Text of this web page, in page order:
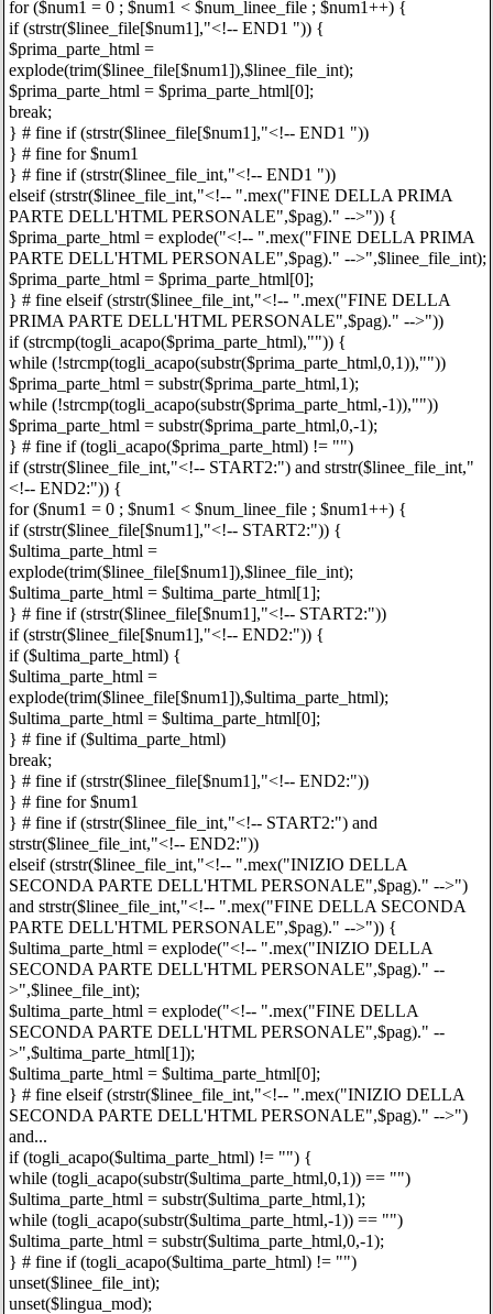
for ($num1 = 0 ; $num1 < $num_linee_file ; $num1++) {
if (strstr($linee_file[$num1],"<!-- END1 ")) {
$prima_parte_html =
explode(trim($linee_file[$num1]),$linee_file_int);
$prima_parte_html = $prima_parte_html[0];
break;
} # fine if (strstr($linee_file[$num1],"<!-- END1 "))
} # fine for $num1
} # fine if (strstr($linee_file_int,"<!-- END1 "))
elseif (strstr($linee_file_int,"<!-- ".mex("FINE DELLA PRIMA
PARTE DELL'HTML PERSONALE",$pag)." -->")) {
$prima_parte_html = explode("<!-- ".mex("FINE DELLA PRIMA
PARTE DELL'HTML PERSONALE",$pag)." -->",$linee_file_int);
$prima_parte_html = $prima_parte_html[0];
} # fine elseif (strstr($linee_file_int,"<!-- ".mex("FINE DELLA
PRIMA PARTE DELL'HTML PERSONALE",$pag)." -->"))
if (strcmp(togli_acapo($prima_parte_html),"")) {
while (!strcmp(togli_acapo(substr($prima_parte_html,0,1)),""))
$prima_parte_html = substr($prima_parte_html,1);
while (!strcmp(togli_acapo(substr($prima_parte_html,-1)),""))
$prima_parte_html = substr($prima_parte_html,0,-1);
} # fine if (togli_acapo($prima_parte_html) != "")
if (strstr($linee_file_int,"<!-- START2:") and strstr($linee_file_int,"
<!-- END2:")) {
for ($num1 = 0 ; $num1 < $num_linee_file ; $num1++) {
if (strstr($linee_file[$num1],"<!-- START2:")) {
$ultima_parte_html =
explode(trim($linee_file[$num1]),$linee_file_int);
$ultima_parte_html = $ultima_parte_html[1];
} # fine if (strstr($linee_file[$num1],"<!-- START2:"))
if (strstr($linee_file[$num1],"<!-- END2:")) {
if ($ultima_parte_html) {
$ultima_parte_html =
explode(trim($linee_file[$num1]),$ultima_parte_html);
$ultima_parte_html = $ultima_parte_html[0];
} # fine if ($ultima_parte_html)
break;
} # fine if (strstr($linee_file[$num1],"<!-- END2:"))
} # fine for $num1
} # fine if (strstr($linee_file_int,"<!-- START2:") and
strstr($linee_file_int,"<!-- END2:"))
elseif (strstr($linee_file_int,"<!-- ".mex("INIZIO DELLA
SECONDA PARTE DELL'HTML PERSONALE",$pag)." -->")
and strstr($linee_file_int,"<!-- ".mex("FINE DELLA SECONDA
PARTE DELL'HTML PERSONALE",$pag)." -->")) {
$ultima_parte_html = explode("<!-- ".mex("INIZIO DELLA
SECONDA PARTE DELL'HTML PERSONALE",$pag)." --
>",$linee_file_int);
$ultima_parte_html = explode("<!-- ".mex("FINE DELLA
SECONDA PARTE DELL'HTML PERSONALE",$pag)." --
>",$ultima_parte_html[1]);
$ultima_parte_html = $ultima_parte_html[0];
} # fine elseif (strstr($linee_file_int,"<!-- ".mex("INIZIO DELLA
SECONDA PARTE DELL'HTML PERSONALE",$pag)." -->")
and...
if (togli_acapo($ultima_parte_html) != "") {
while (togli_acapo(substr($ultima_parte_html,0,1)) == "")
$ultima_parte_html = substr($ultima_parte_html,1);
while (togli_acapo(substr($ultima_parte_html,-1)) == "")
$ultima_parte_html = substr($ultima_parte_html,0,-1);
} # fine if (togli_acapo($ultima_parte_html) != "")
unset($linee_file_int);
unset($lingua_mod);